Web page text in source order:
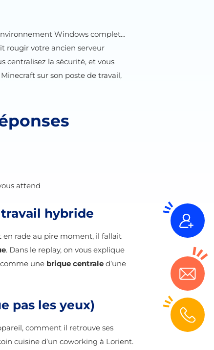
Windows complet…
rougir votre ancien serveur
centralisez la sécurité, et vous
sur son poste de travail,
attend
hybride
en rade au pire moment, il fallait
. Dans le replay, on vous explique
une brique centrale d’une
pas les yeux)
comment il retrouve ses
cuisine d’un coworking à Lorient.